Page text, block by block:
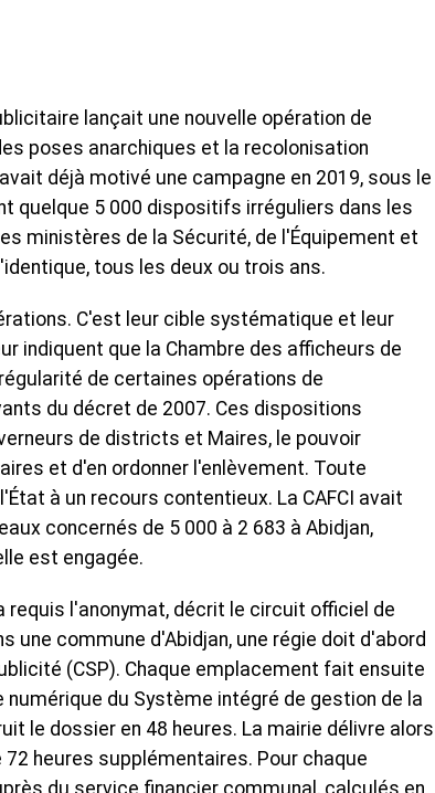
lançait une nouvelle opération de
poses anarchiques et la recolonisation
déjà motivé une campagne en 2019, sous le
quelque 5 000 dispositifs irréguliers dans les
ministères de la Sécurité, de l'Équipement et
tous les deux ou trois ans.
C'est leur cible systématique et leur
indiquent que la Chambre des afficheurs de
de certaines opérations de
du décret de 2007. Ces dispositions
de districts et Maires, le pouvoir
et d'en ordonner l'enlèvement. Toute
à un recours contentieux. La CAFCI avait
concernés de 5 000 à 2 683 à Abidjan,
est engagée.
requis l'anonymat, décrit le circuit officiel de
une commune d'Abidjan, une régie doit d'abord
(CSP). Chaque emplacement fait ensuite
du Système intégré de gestion de la
le dossier en 48 heures. La mairie délivre alors
heures supplémentaires. Pour chaque